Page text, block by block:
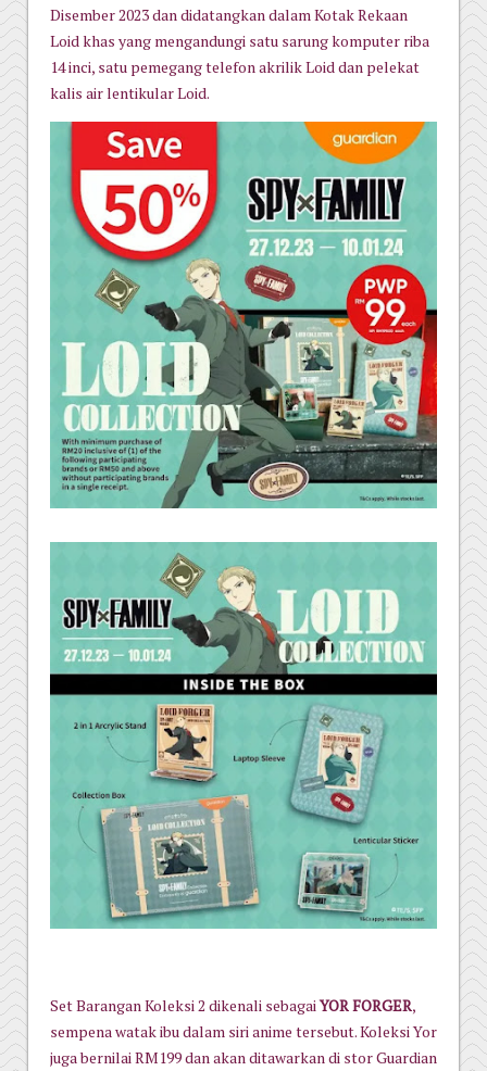
Disember 2023 dan didatangkan dalam Kotak Rekaan
Loid khas yang mengandungi satu sarung komputer riba
14 inci, satu pemegang telefon akrilik Loid dan pelekat
kalis air lentikular Loid.
Set Barangan Koleksi 2 dikenali sebagaiYOR FORGER,
sempena watak ibu dalam siri anime tersebut. Koleksi Yor
juga bernilai RM199 dan akan ditawarkan di stor Guardian